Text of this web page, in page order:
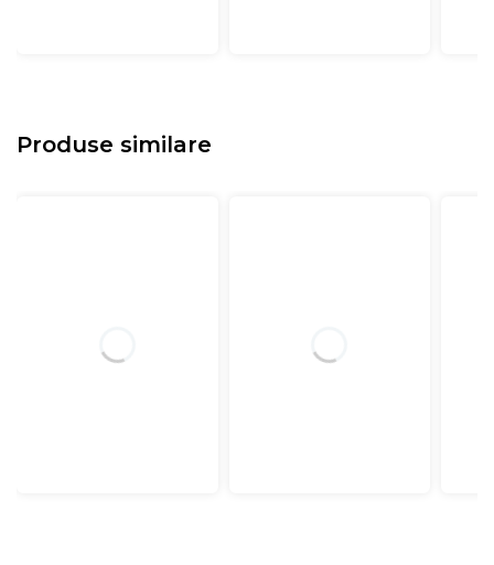
Produse similare